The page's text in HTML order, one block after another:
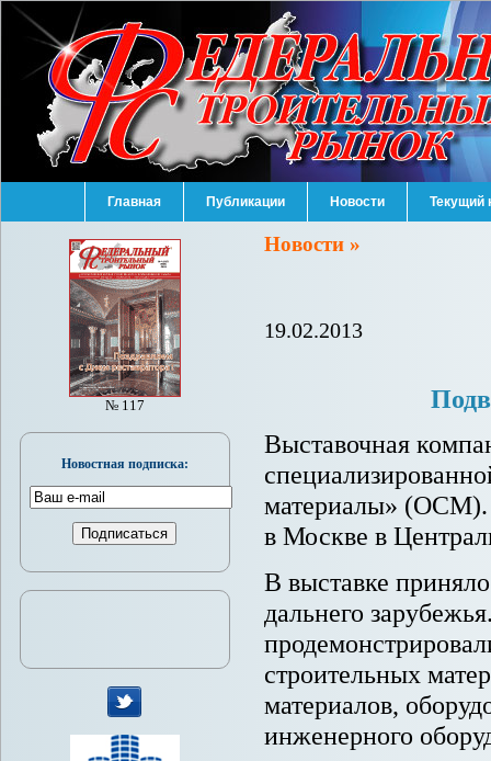
Главная Публикации Новости Текущий
Новости »
19.02.2013
Выставочная
материалы» (ОСМ).
в Москве в
В выставке
дальнего
строительных
материалов,
инженерного
№ 117
Новостная подписка:
мы